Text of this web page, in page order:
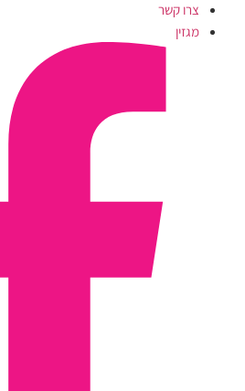
צרו קשר
מגזין